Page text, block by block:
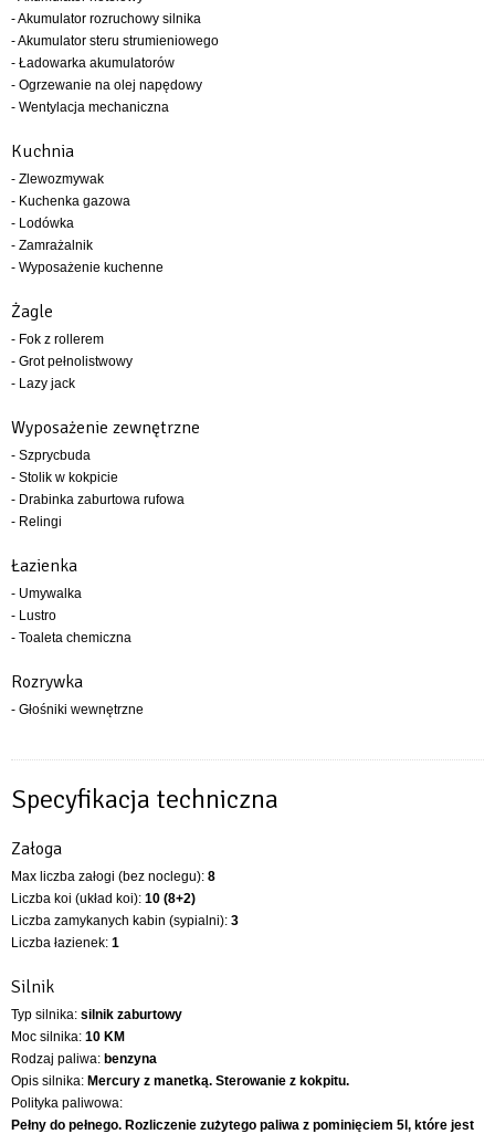
- Akumulator rozruchowy silnika
- Akumulator steru strumieniowego
- Ładowarka akumulatorów
- Ogrzewanie na olej napędowy
- Wentylacja mechaniczna
Kuchnia
- Zlewozmywak
- Kuchenka gazowa
- Lodówka
- Zamrażalnik
- Wyposażenie kuchenne
Żagle
- Fok z rollerem
- Grot pełnolistwowy
- Lazy jack
Wyposażenie zewnętrzne
- Szprycbuda
- Stolik w kokpicie
- Drabinka zaburtowa rufowa
- Relingi
Łazienka
- Umywalka
- Lustro
- Toaleta chemiczna
Rozrywka
- Głośniki wewnętrzne
Specyfikacja techniczna
Załoga
Max liczba załogi (bez noclegu): 8
Liczba koi (układ koi): 10 (8+2)
Liczba zamykanych kabin (sypialni): 3
Liczba łazienek: 1
Silnik
Typ silnika: silnik zaburtowy
Moc silnika: 10 KM
Rodzaj paliwa: benzyna
Opis silnika: Mercury z manetką. Sterowanie z kokpitu.
Polityka paliwowa:
Pełny do pełnego. Rozliczenie zużytego paliwa z pominięciem 5l, które jest